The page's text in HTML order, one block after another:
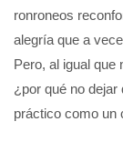
ronroneos
alegría que a
Pero, al igual que
¿por qué no dejar
práctico como un